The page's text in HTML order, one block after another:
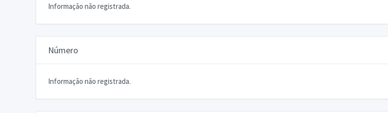
Informação não registrada.
Número
Informação não registrada.